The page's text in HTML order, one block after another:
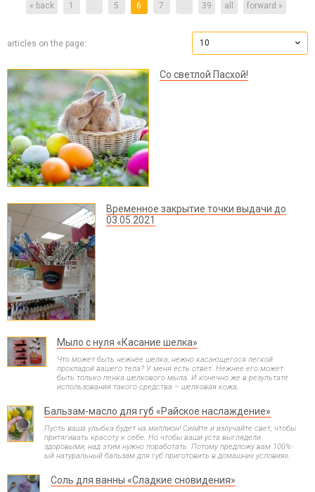
« back 1 ... 5 6 7 ... 39 all forward »
articles on the page: 10
Со светлой Пасхой!
Временное закрытие точки выдачи до
03.05.2021
Мыло с нуля «Касание шелка»
Что может быть нежнее шелка, нежно касающегося легкой
прохладой вашего тела? У меня есть ответ. Нежнее его может
быть только пенка шелкового мыла. И конечно же в результате
использования такого средства – шелковая кожа.
Бальзам-масло для губ «Райское наслаждение»
Пусть ваша улыбка будет на миллион! Сияйте и излучайте свет, чтобы
притягивать красоту к себе. Но чтобы ваши уста выглядели
здоровыми, над этим нужно поработать. Потому предложу вам 100%-
ый натуральный бальзам для губ приготовить в домашних условиях.
Соль для ванны «Сладкие сновидения»